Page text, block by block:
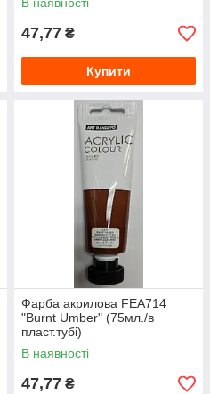
47,77 ₴
Купити
Фарба акрилова FEA714
"Burnt Umber" (75мл./в
пласт.тубі)
В наявності
47,77 ₴